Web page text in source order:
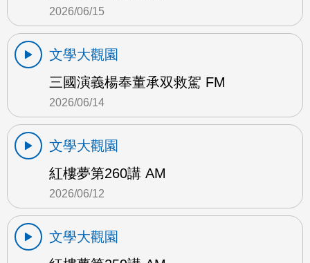
2026/06/15
文學大觀園
三國演義楊奉董承双救駕 FM
2026/06/14
文學大觀園
紅樓夢第260講 AM
2026/06/12
文學大觀園